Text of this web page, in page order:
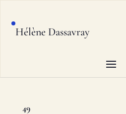
Hélène Dassavray
49